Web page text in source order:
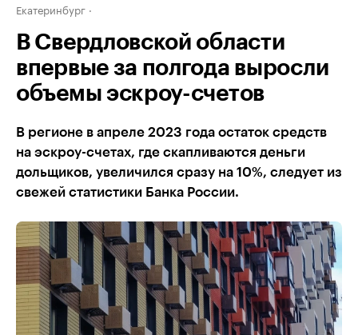
Екатеринбург
В Свердловской области
впервые за полгода выросли
объемы эскроу-счетов
В регионе в апреле 2023 года остаток средств
на эскроу-счетах, где скапливаются деньги
дольщиков, увеличился сразу на 10%, следует из
свежей статистики Банка России.